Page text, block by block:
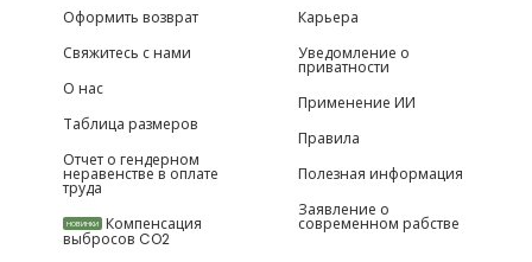
Оформить возврат
Свяжитесь с нами
О нас
Таблица размеров
Отчет о гендерном
неравенстве в оплате
труда
НОВИНКИ Компенсация
выбросов CO2
Карьера
Уведомление о
приватности
Применение ИИ
Правила
Полезная информация
Заявление о
современном рабстве